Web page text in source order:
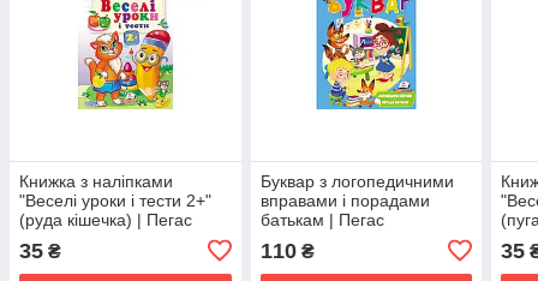
Книжка з наліпками
"Веселі уроки і тести 2+"
(руда кішечка) | Пегас
35 ₴
Буквар з логопедичними
вправами і порадами
батькам | Пегас
110₴ 35